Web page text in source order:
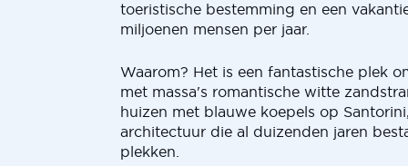
toeristische bestemming en een
miljoenen mensen per jaar.
Waarom? Het is een fantastische plek
met massa's romantische witte
huizen met blauwe koepels op
architectuur die al duizenden jaren
plekken.